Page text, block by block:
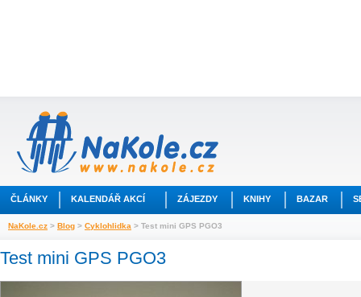
ČLÁNKY KALENDÁŘ AKCÍ ZÁJEZDY KNIHY BAZAR
NaKole.cz > Blog > Cyklohlidka > Test mini GPS PGO3
Test mini GPS PGO3